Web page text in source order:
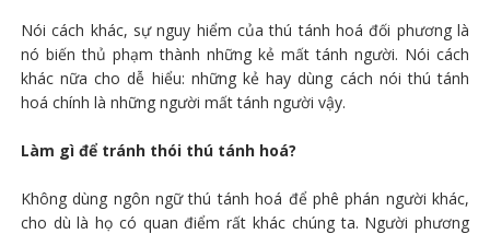
Nói cách khác, sự nguy hiểm của thú tánh hoá đối phương là
nó biến thủ phạm thành những kẻ mất tánh người. Nói cách
khác nữa cho dễ hiểu: những kẻ hay dùng cách nói thú tánh
hoá chính là những người mất tánh người vậy.
Làm gì để tránh thói thú tánh hoá?
Không dùng ngôn ngữ thú tánh hoá để phê phán người khác,
cho dù là họ có quan điểm rất khác chúng ta. Người phương